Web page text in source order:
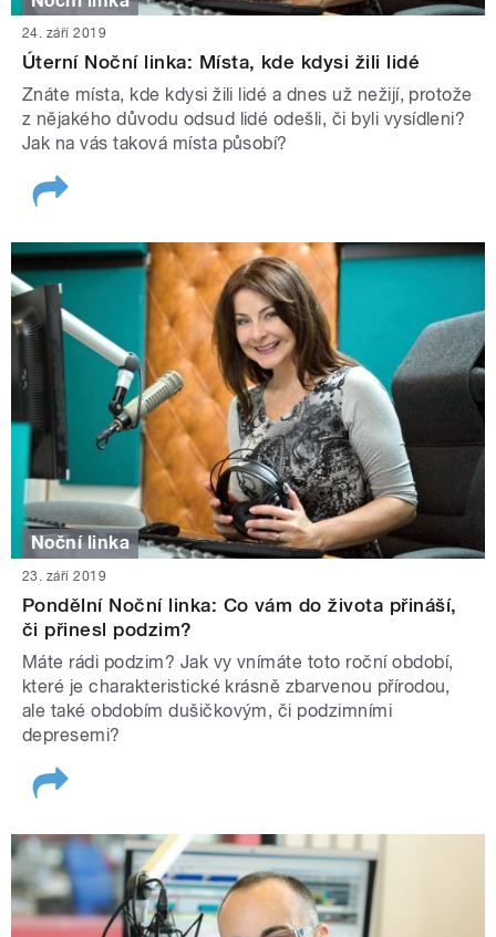
24. září 2019
Úterní Noční linka: Místa, kde kdysi žili lidé
Znáte místa, kde kdysi žili lidé a dnes už nežijí, protože
z nějakého důvodu odsud lidé odešli, či byli vysídleni?
Jak na vás taková místa působí?
Noční linka
23. září 2019
Pondělní Noční linka: Co vám do života přináší,
či přinesl podzim?
Máte rádi podzim? Jak vy vnímáte toto roční období,
které je charakteristické krásně zbarvenou přírodou,
ale také obdobím dušičkovým, či podzimními
depresemi?